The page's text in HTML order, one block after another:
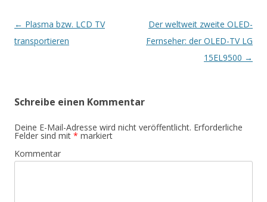
Artikel-
Navigation
← Plasma bzw. LCD TV
transportieren
Der weltweit zweite OLED-
Fernseher: der OLED-TV LG
15EL9500 →
Schreibe einen Kommentar
Deine E-Mail-Adresse wird nicht veröffentlicht. Erforderliche
Felder sind mit * markiert
Kommentar